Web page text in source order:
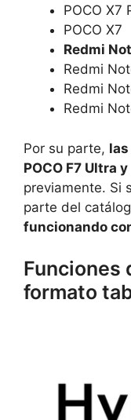
POCO X7
POCO X7
Redmi
Redmi
Redmi
Redmi
Por su parte, las
POCO F7 Ultra
previamente. Si
parte del
funcionando
Funciones
formato